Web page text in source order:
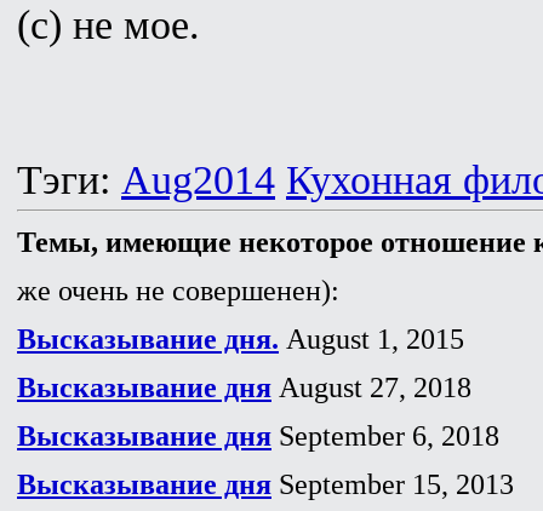
(с) не мое.
Тэги: Aug2014 Кухонная
Темы, имеющие некоторое отношение
же очень не совершенен):
Высказывание дня. August 1, 2015
Высказывание дня August 27, 2018
Высказывание дня September 6, 2018
Высказывание дня September 15, 2013